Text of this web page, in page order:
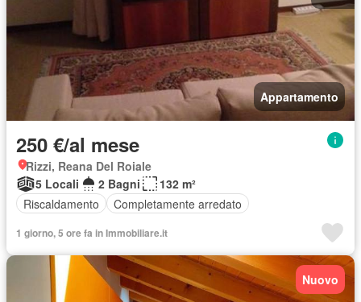
Appartamento
250 €/al mese
Rizzi, Reana Del Roiale
5 Locali
2 Bagni
132 m²
Riscaldamento
Completamente arredato
1 giorno, 5 ore fa in Immobiliare.it
Nuovo